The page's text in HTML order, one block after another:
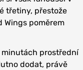
třetiny, přestože
Wings poměrem
minutách prostřední
dodat, právě